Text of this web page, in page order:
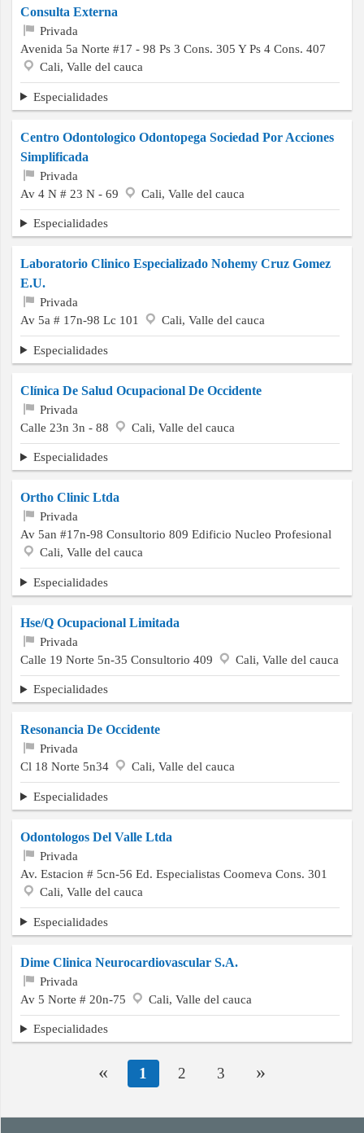
Consulta Externa
Privada
Avenida 5a Norte #17 - 98 Ps 3 Cons. 305 Y Ps 4 Cons. 407
Cali, Valle del cauca
Especialidades
Centro Odontologico Odontopega Sociedad Por Acciones
Simplificada
Privada
Av 4 N # 23 N - 69
Cali, Valle del cauca
Especialidades
Laboratorio Clinico Especializado Nohemy Cruz Gomez
E.U.
Privada
Av 5a # 17n-98 Lc 101
Cali, Valle del cauca
Especialidades
Clínica De Salud Ocupacional De Occidente
Privada
Calle 23n 3n - 88
Cali, Valle del cauca
Especialidades
Ortho Clinic Ltda
Privada
Av 5an #17n-98 Consultorio 809 Edificio Nucleo Profesional
Cali, Valle del cauca
Especialidades
Hse/Q Ocupacional Limitada
Privada
Calle 19 Norte 5n-35 Consultorio 409
Cali, Valle del cauca
Especialidades
Resonancia De Occidente
Privada
Cl 18 Norte 5n34
Cali, Valle del cauca
Especialidades
Odontologos Del Valle Ltda
Privada
Av. Estacion # 5cn-56 Ed. Especialistas Coomeva Cons. 301
Cali, Valle del cauca
Especialidades
Dime Clinica Neurocardiovascular S.A.
Privada
Av 5 Norte # 20n-75
Cali, Valle del cauca
Especialidades
« 1 2 3 »